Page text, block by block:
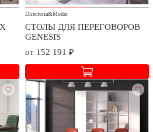
Directoria&Moder
СТОЛЫ ДЛЯ ПЕРЕГОВОРОВ
GENESIS
от 152 191 ₽